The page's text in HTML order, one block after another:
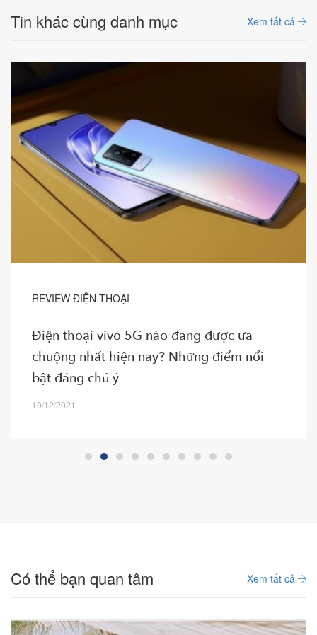
Tin khác cùng danh mục Xem tất cả
REVIEW ĐIỆN THOẠI
Điện thoại vivo 5G nào đang được ưa
chuộng nhất hiện nay? Những điểm nổi
bật đáng chú ý
10/12/2021
Có thể bạn quan tâm Xem tất cả